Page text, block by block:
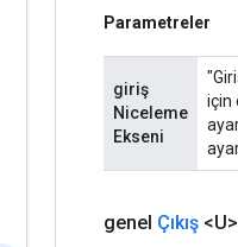
Parametreler
giriş
Niceleme
Ekseni
için
genel Çıkış <U>